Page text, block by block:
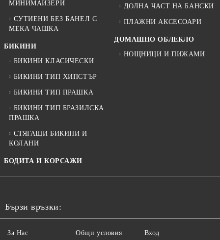
МИНИМАЙЗЕРИ
СУТИЕНИ БЕЗ БАНЕЛ С
МЕКА ЧАШКА
БИКИНИ
БИКИНИ КЛАСИЧЕСКИ
БИКИНИ ТИП ХИПСТЪР
БИКИНИ ТИП ПРАШКА
БИКИНИ ТИП БРАЗИЛСКА
ПРАШКА
СТЯГАЩИ БИКИНИ И
КОЛАНИ
БОДИТА И КОРСАЖИ
ДОЛНА ЧАСТ НА БАНСКИ
ПЛАЖНИ АКСЕСОАРИ
ДОМАШНО ОБЛЕКЛО
НОЩНИЦИ И ПИЖАМИ
Бързи връзки:
За Нас Общи условия Вход